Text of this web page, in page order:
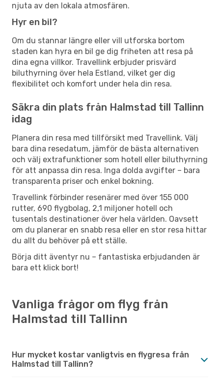
njuta av den lokala atmosfären.
Hyr en bil?
Om du stannar längre eller vill utforska bortom
staden kan hyra en bil ge dig friheten att resa på
dina egna villkor. Travellink erbjuder prisvärd
biluthyrning över hela Estland, vilket ger dig
flexibilitet och komfort under hela din resa.
Säkra din plats från Halmstad till Tallinn
idag
Planera din resa med tillförsikt med Travellink. Välj
bara dina resedatum, jämför de bästa alternativen
och välj extrafunktioner som hotell eller biluthyrning
för att anpassa din resa. Inga dolda avgifter – bara
transparenta priser och enkel bokning.
Travellink förbinder resenärer med över 155 000
rutter, 690 flygbolag, 2,1 miljoner hotell och
tusentals destinationer över hela världen. Oavsett
om du planerar en snabb resa eller en stor resa hittar
du allt du behöver på ett ställe.
Börja ditt äventyr nu – fantastiska erbjudanden är
bara ett klick bort!
Vanliga frågor om flyg från
Halmstad till Tallinn
Hur mycket kostar vanligtvis en flygresa från
Halmstad till Tallinn?